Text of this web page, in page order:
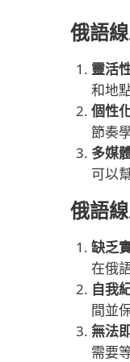
俄語
靈活
和地
個性
節奏
多媒
可以
俄語
缺乏
在俄
自我
間並
無法
需要